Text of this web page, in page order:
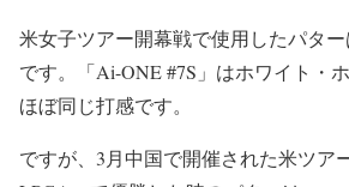
米女子ツアー開幕戦で使用したパター
です。「Ai-ONE #7S」はホワイト・
ほぼ同じ打感です。
ですが、3月中国で開催された米ツア